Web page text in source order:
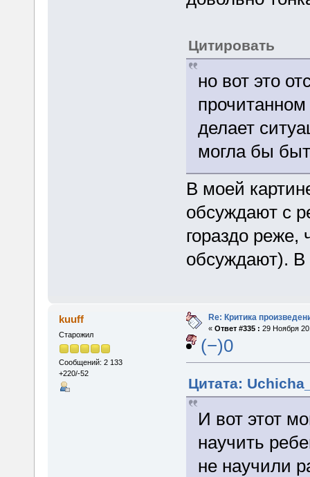
Цитировать
но вот это
делает
могла бы
В моей
обсуждают с
гораздо реже,
обсуждают). В
kuuff
Старожил
Сообщений: 2 133
+220/-52
Re: Критика
« Ответ #335 : 29 Ноября
(−)0
Цитата:
И вот этот
научить
не научили